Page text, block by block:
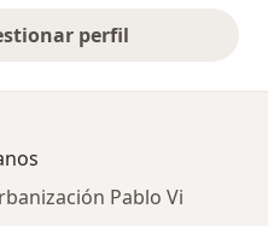
perfil
Pablo Vi